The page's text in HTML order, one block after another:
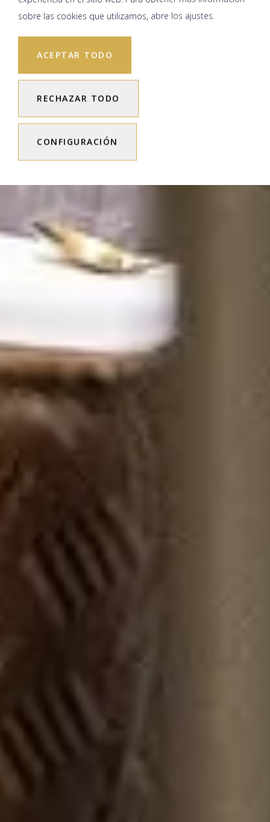
sobre las cookies que utilizamos, abre los ajustes.
ACEPTAR TODO
RECHAZAR TODO
CONFIGURACIÓN